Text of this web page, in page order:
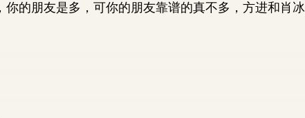
的朋友是多，可你的朋友靠谱的真不多，方进和肖冰